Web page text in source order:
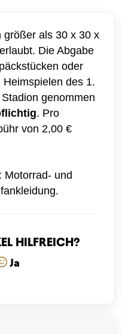
größer als 30 x 30 x
Die Abgabe
oder
des 1.
genommen
. Pro
von 2,00 €
Motorrad- und
hilfreich?
Ja